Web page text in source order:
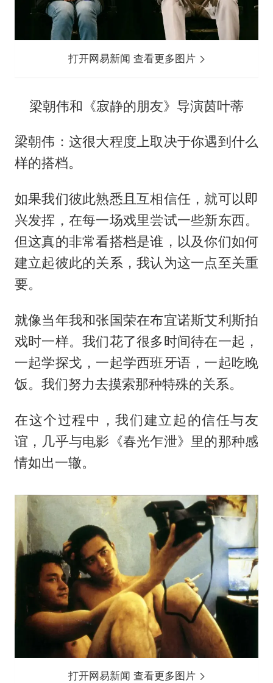
打开网易新闻 查看更多图片
梁朝伟和《寂静的朋友》导演茵叶蒂
梁朝伟：这很大程度上取决于你遇到什么
样的搭档。
如果我们彼此熟悉且互相信任，就可以即
兴发挥，在每一场戏里尝试一些新东西。
但这真的非常看搭档是谁，以及你们如何
建立起彼此的关系，我认为这一点至关重
要。
就像当年我和张国荣在布宜诺斯艾利斯拍
戏时一样。我们花了很多时间待在一起，
一起学探戈，一起学西班牙语，一起吃晚
饭。我们努力去摸索那种特殊的关系。
在这个过程中，我们建立起的信任与友
谊，几乎与电影《春光乍泄》里的那种感
情如出一辙。
打开网易新闻 查看更多图片